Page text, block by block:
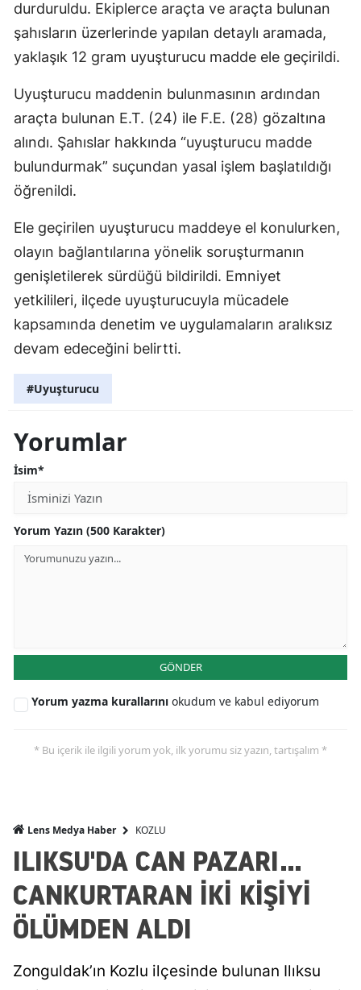
durduruldu. Ekiplerce araçta ve araçta bulunan
şahısların üzerlerinde yapılan detaylı aramada,
yaklaşık 12 gram uyuşturucu madde ele geçirildi.
Uyuşturucu maddenin bulunmasının ardından
araçta bulunan E.T. (24) ile F.E. (28) gözaltına
alındı. Şahıslar hakkında “uyuşturucu madde
bulundurmak” suçundan yasal işlem başlatıldığı
öğrenildi.
Ele geçirilen uyuşturucu maddeye el konulurken,
olayın bağlantılarına yönelik soruşturmanın
genişletilerek sürdüğü bildirildi. Emniyet
yetkilileri, ilçede uyuşturucuyla mücadele
kapsamında denetim ve uygulamaların aralıksız
devam edeceğini belirtti.
#Uyuşturucu
Yorumlar
İsim*
Yorum Yazın (500 Karakter)
GÖNDER
Yorum yazma kurallarını okudum ve kabul ediyorum
* Bu içerik ile ilgili yorum yok, ilk yorumu siz yazın, tartışalım *
Lens Medya Haber KOZLU
ILIKSU'DA CAN PAZARI...
CANKURTARAN İKİ KİŞİYİ
ÖLÜMDEN ALDI
Zonguldak’ın Kozlu ilçesinde bulunan Ilıksu